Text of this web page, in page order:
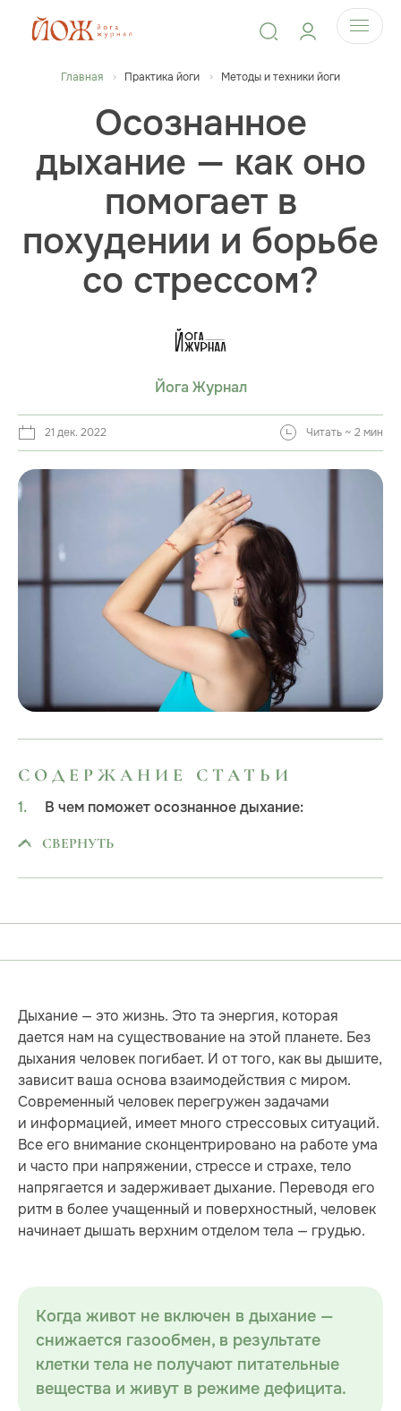
Главная Практика йоги Методы и техники йоги
Осознанное
дыхание — как оно
помогает в
похудении и борьбе
со стрессом?
Йога Журнал
21 дек. 2022 Читать ~ 2 мин
СОДЕРЖАНИЕ СТАТЬИ
В чем поможет осознанное дыхание:
СВЕРНУТЬ
Дыхание — это жизнь. Это та энергия, которая
дается нам на существование на этой планете. Без
дыхания человек погибает. И от того, как вы дышите,
зависит ваша основа взаимодействия с миром.
Современный человек перегружен задачами
и информацией, имеет много стрессовых ситуаций.
Все его внимание сконцентрировано на работе ума
и часто при напряжении, стрессе и страхе, тело
напрягается и задерживает дыхание. Переводя его
ритм в более учащенный и поверхностный, человек
начинает дышать верхним отделом тела — грудью.
Когда живот не включен в дыхание —
снижается газообмен, в результате
клетки тела не получают питательные
вещества и живут в режиме дефицита.